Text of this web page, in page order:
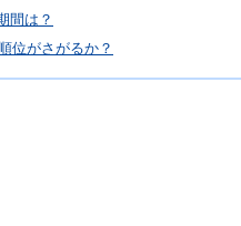
間は？
位がさがるか？